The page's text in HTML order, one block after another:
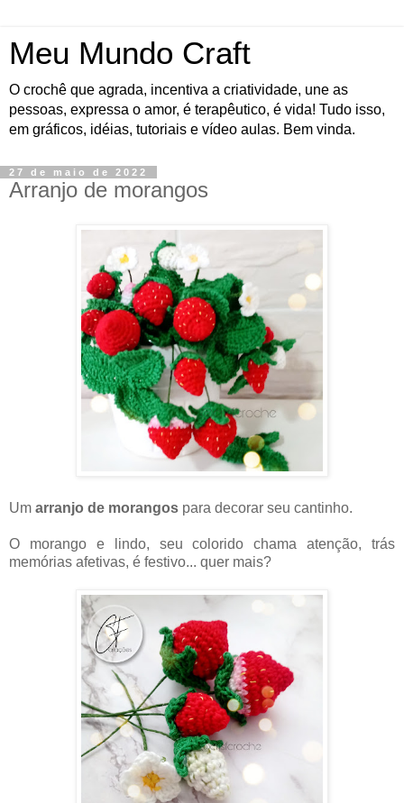
Meu Mundo Craft
O crochê que agrada, incentiva a criatividade, une as
pessoas, expressa o amor, é terapêutico, é vida! Tudo isso,
em gráficos, idéias, tutoriais e vídeo aulas. Bem vinda.
27 de maio de 2022
Arranjo de morangos
Um arranjo de morangos para decorar seu cantinho.
O morango e lindo, seu colorido chama atenção, trás
memórias afetivas, é festivo... quer mais?